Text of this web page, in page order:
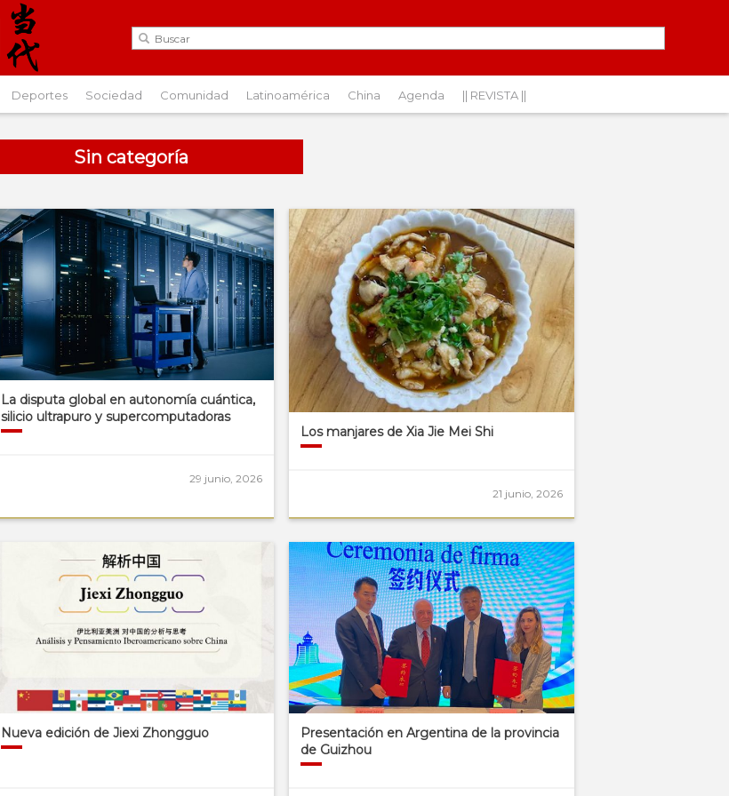
Deportes Sociedad Comunidad Latinoamérica China Agenda || REVISTA ||
Sin categoría
La disputa global en autonomía cuántica,
silicio ultrapuro y supercomputadoras
29 junio, 2026
Los manjares de Xia Jie Mei Shi
21 junio, 2026
Nueva edición de Jiexi Zhongguo
Presentación en Argentina de la provincia
de Guizhou